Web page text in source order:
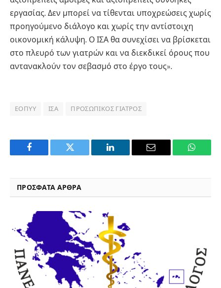
εργασίας. Δεν μπορεί να τίθενται υποχρεώσεις χωρίς
προηγούμενο διάλογο και χωρίς την αντίστοιχη
οικονομική κάλυψη. Ο ΙΣΑ θα συνεχίσει να βρίσκεται
στο πλευρό των γιατρών και να διεκδικεί όρους που
αντανακλούν τον σεβασμό στο έργο τους».
ΕΟΠΥΥ ΙΣΑ ΠΡΟΣΩΠΙΚΌΣ ΓΙΑΤΡΌΣ
Facebook Twitter LinkedIn Email
ΠΡΟΣΦΑΤΑ ΑΡΘΡΑ